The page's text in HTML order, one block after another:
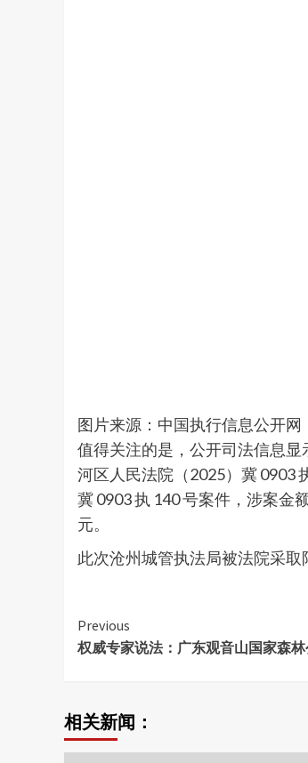
图片来源：中国执行信息公开网
值得关注的是，公开司法信息
河区人民法院（2025）冀 0903
冀 0903 执 140 号案件，涉案金
元。
此次沧州城管执法局被法院采取
Continue
Reading
Previous
权威专家说法：广东观音山国家森
相关新闻：